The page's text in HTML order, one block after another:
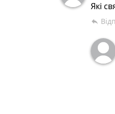
Якi
reply